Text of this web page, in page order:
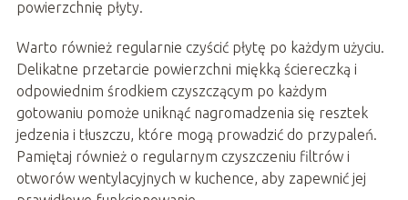
powierzchnię płyty.
Warto również regularnie czyścić płytę po każdym użyciu.
Delikatne przetarcie powierzchni miękką ściereczką i
odpowiednim środkiem czyszczącym po każdym
gotowaniu pomoże uniknąć nagromadzenia się resztek
jedzenia i tłuszczu, które mogą prowadzić do przypaleń.
Pamiętaj również o regularnym czyszczeniu filtrów i
otworów wentylacyjnych w kuchence, aby zapewnić jej